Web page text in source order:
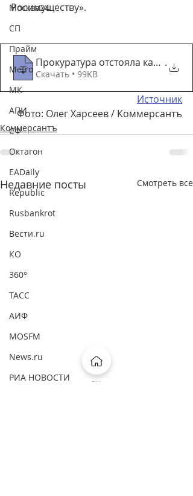
Москва24
СП
Прайм
Metro
МК
АПИ
СФ
Октагон
EADaily
Republic
Rusbankrot
Вести.ru
КО
360°
ТАСС
АИФ
MOSFM
News.ru
РИА НОВОСТИ
Росимуществу».
Прокуратура отстояла .
Скачать • 99KB
Источник
Фото: Олег Харсеев / Коммерсантъ
Коммерсантъ
Недавние посты Смотреть все